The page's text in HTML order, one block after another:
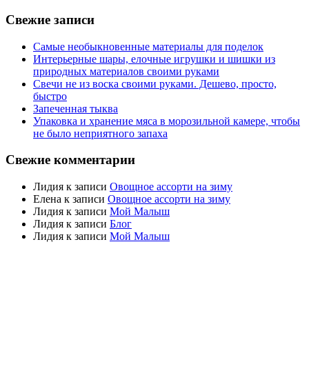
Свежие записи
Самые необыкновенные материалы для поделок
Интерьерные шары, елочные игрушки и шишки из
природных материалов своими руками
Свечи не из воска своими руками. Дешево, просто,
быстро
Запеченная тыква
Упаковка и хранение мяса в морозильной камере, чтобы
не было неприятного запаха
Свежие комментарии
Лидия к записи Овощное ассорти на зиму
Елена к записи Овощное ассорти на зиму
Лидия к записи Мой Малыш
Лидия к записи Блог
Лидия к записи Мой Малыш